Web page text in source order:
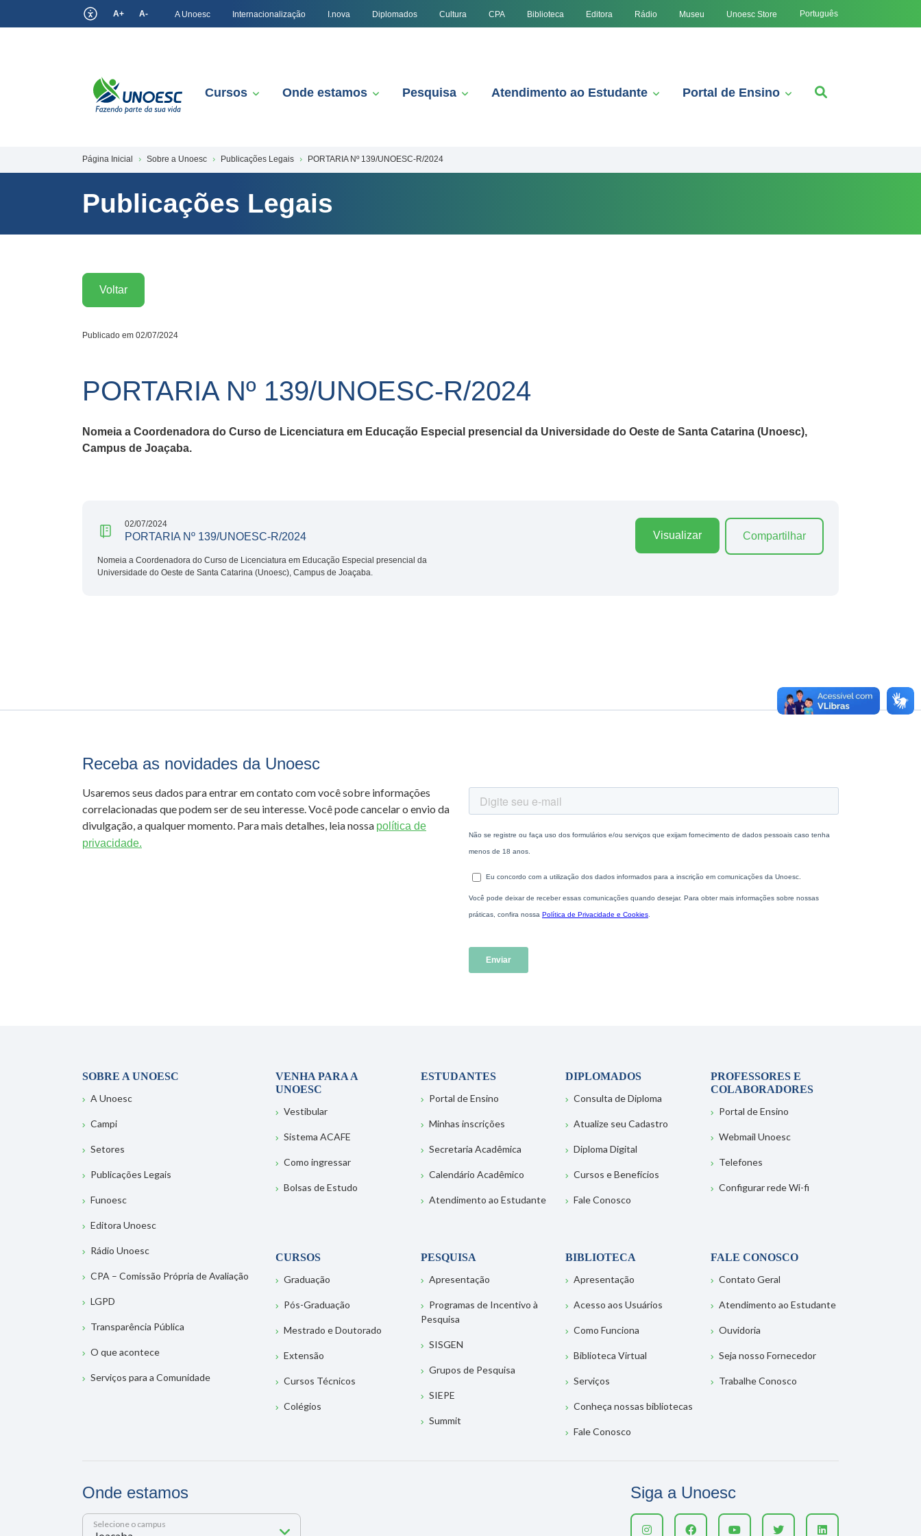
A+ A- A Unoesc Internacionalização I.nova Diplomados Cultura CPA Biblioteca Editora Rádio Museu Unoesc Store Português
Cursos Onde estamos Pesquisa Atendimento ao Estudante Portal de Ensino
Página Inicial Sobre a Unoesc Publicações Legais PORTARIA Nº 139/UNOESC-R/2024
Publicações Legais
Voltar
Publicado em 02/07/2024
PORTARIA Nº 139/UNOESC-R/2024
Nomeia a Coordenadora do Curso de Licenciatura em Educação Especial presencial da Universidade do Oeste de Santa Catarina (Unoesc),
Campus de Joaçaba.
02/07/2024
PORTARIA Nº 139/UNOESC-R/2024
Nomeia a Coordenadora do Curso de Licenciatura em Educação Especial presencial da
Universidade do Oeste de Santa Catarina (Unoesc), Campus de Joaçaba.
Visualizar Compartilhar
Receba as novidades da Unoesc
Usaremos seus dados para entrar em contato com você sobre informações
correlacionadas que podem ser de seu interesse. Você pode cancelar o envio da
divulgação, a qualquer momento. Para mais detalhes, leia nossa política de
privacidade.
SOBRE A UNOESC
A Unoesc
Campi
Setores
Publicações Legais
Funoesc
Editora Unoesc
Rádio Unoesc
CPA – Comissão Própria de Avaliação
LGPD
Transparência Pública
O que acontece
Serviços para a Comunidade
VENHA PARA A
UNOESC
Vestibular
Sistema ACAFE
Como ingressar
Bolsas de Estudo
ESTUDANTES
Portal de Ensino
Minhas inscrições
Secretaria Acadêmica
Calendário Acadêmico
Atendimento ao Estudante
DIPLOMADOS
Consulta de Diploma
Atualize seu Cadastro
Diploma Digital
Cursos e Benefícios
Fale Conosco
PROFESSORES E
COLABORADORES
Portal de Ensino
Webmail Unoesc
Telefones
Configurar rede Wi-fi
CURSOS
Graduação
Pós-Graduação
Mestrado e Doutorado
Extensão
Cursos Técnicos
Colégios
PESQUISA
Apresentação
Programas de Incentivo à
Pesquisa
SISGEN
Grupos de Pesquisa
SIEPE
Summit
BIBLIOTECA
Apresentação
Acesso aos Usuários
Como Funciona
Biblioteca Virtual
Serviços
Conheça nossas bibliotecas
Fale Conosco
FALE CONOSCO
Contato Geral
Atendimento ao Estudante
Ouvidoria
Seja nosso Fornecedor
Trabalhe Conosco
Onde estamos
Selecione o campus
Siga a Unoesc